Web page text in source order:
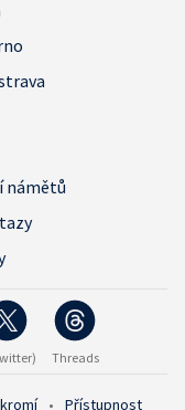
námětů
Threads
• Přístupnost